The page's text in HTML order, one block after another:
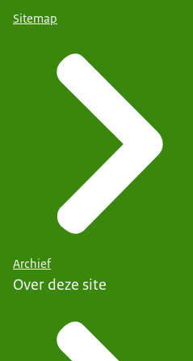
Sitemap
Archief
Over deze site